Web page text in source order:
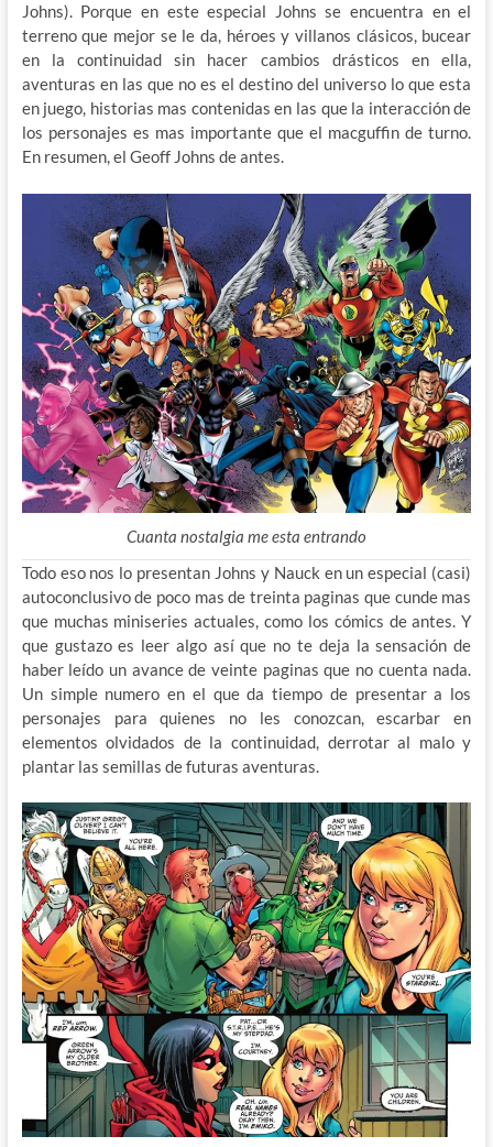
Johns). Porque en este especial Johns se encuentra en el
terreno que mejor se le da, héroes y villanos clásicos, bucear
en la continuidad sin hacer cambios drásticos en ella,
aventuras en las que no es el destino del universo lo que esta
en juego, historias mas contenidas en las que la interacción de
los personajes es mas importante que el macguffin de turno.
En resumen, el Geoff Johns de antes.
Cuanta nostalgia me esta entrando
Todo eso nos lo presentan Johns y Nauck en un especial (casi)
autoconclusivo de poco mas de treinta paginas que cunde mas
que muchas miniseries actuales, como los cómics de antes. Y
que gustazo es leer algo así que no te deja la sensación de
haber leído un avance de veinte paginas que no cuenta nada.
Un simple numero en el que da tiempo de presentar a los
personajes para quienes no les conozcan, escarbar en
elementos olvidados de la continuidad, derrotar al malo y
plantar las semillas de futuras aventuras.